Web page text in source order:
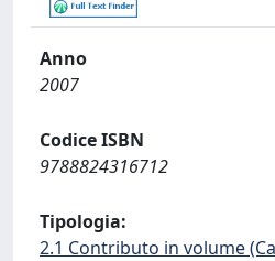
Anno
2007
Codice ISBN
9788824316712
Tipologia:
2.1 Contributo in volume